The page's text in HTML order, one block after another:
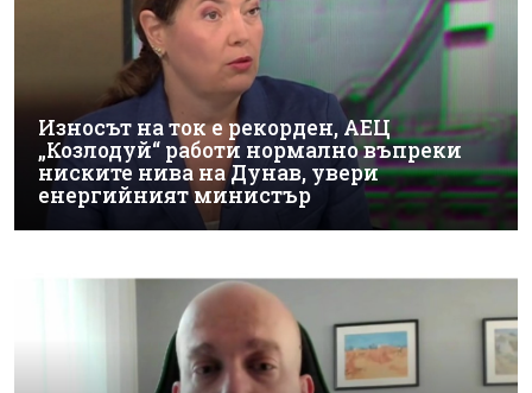
Износът на ток е рекорден, АЕЦ
„Козлодуй“ работи нормално въпреки
ниските нива на Дунав, увери
енергийният министър